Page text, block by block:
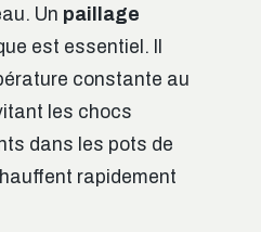
Un paillage
est essentiel. Il
constante au
les chocs
dans les pots de
rapidement